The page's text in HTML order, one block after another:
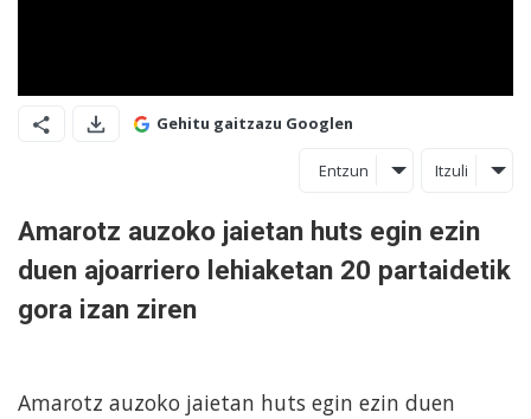
Gehitu gaitzazu Googlen
Entzun Itzuli
Amarotz auzoko jaietan huts egin ezin
duen ajoarriero lehiaketan 20 partaidetik
gora izan ziren
Amarotz auzoko jaietan huts egin ezin duen